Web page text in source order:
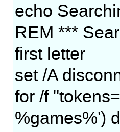
echo
REM ***
first letter
set /A
for /f
%games%')